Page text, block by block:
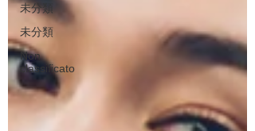
未分類
未分類
Non
classificato